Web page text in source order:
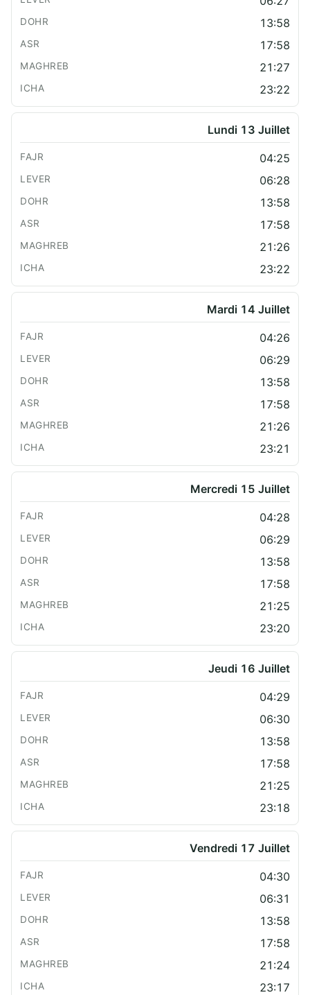
13:58
17:58
21:27
23:22
Lundi 13 Juillet
04:25
06:28
13:58
17:58
21:26
23:22
Mardi 14 Juillet
04:26
06:29
13:58
17:58
21:26
23:21
Mercredi 15 Juillet
04:28
06:29
13:58
17:58
21:25
23:20
Jeudi 16 Juillet
04:29
06:30
13:58
17:58
21:25
23:18
Vendredi 17 Juillet
04:30
06:31
13:58
17:58
21:24
23:17